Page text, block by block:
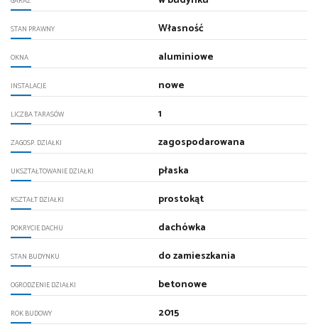
STAN PRAWNY Własność
OKNA aluminiowe
INSTALACJE nowe
LICZBA TARASÓW 1
ZAGOSP. DZIAŁKI zagospodarowana
UKSZTAŁTOWANIE DZIAŁKI płaska
KSZTAŁT DZIAŁKI prostokąt
POKRYCIE DACHU dachówka
STAN BUDYNKU do zamieszkania
OGRODZENIE DZIAŁKI betonowe
ROK BUDOWY 2015